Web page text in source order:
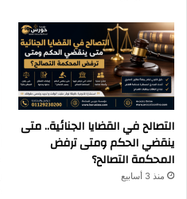
التصالح في القضايا الجنائية.. متى
ينقضي الحكم ومتى ترفض
المحكمة التصالح؟
منذ 3 أسابيع